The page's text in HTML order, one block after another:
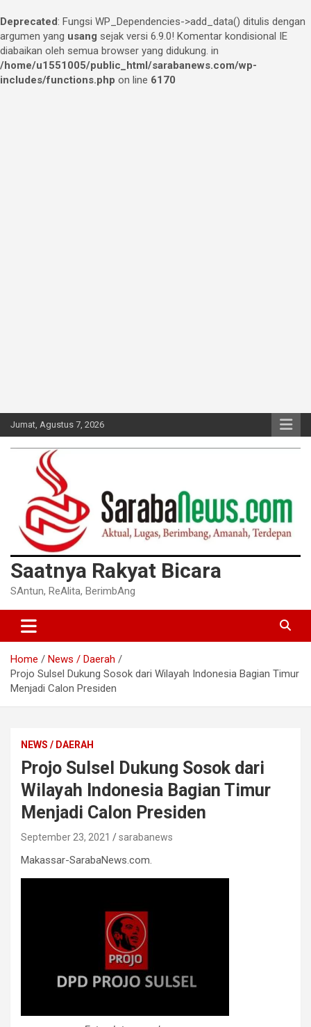
Deprecated: Fungsi WP_Dependencies->add_data() ditulis dengan
argumen yang usang sejak versi 6.9.0! Komentar kondisional IE
diabaikan oleh semua browser yang didukung. in
/home/u1551005/public_html/sarabanews.com/wp-
includes/functions.php on line 6170
Jumat, Agustus 7, 2026
Saatnya Rakyat Bicara
SAntun, ReAlita, BerimbAng
Home
News / Daerah
Projo Sulsel Dukung Sosok dari Wilayah Indonesia Bagian Timur
Menjadi Calon Presiden
NEWS / DAERAH
Projo Sulsel Dukung Sosok dari
Wilayah Indonesia Bagian Timur
Menjadi Calon Presiden
September 23, 2021 sarabanews
Makassar-SarabaNews.com.